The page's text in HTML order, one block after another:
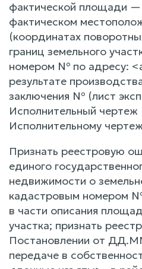
фактической площади —
фактическом
(координатах
границ земельного
номером № по адресу:
результате
заключения № (лист
Исполнительный
Исполнительному
Признать реестровую
единого
недвижимости о
кадастровым номером
в части описания
участка; признать
Постановлении от
передаче в